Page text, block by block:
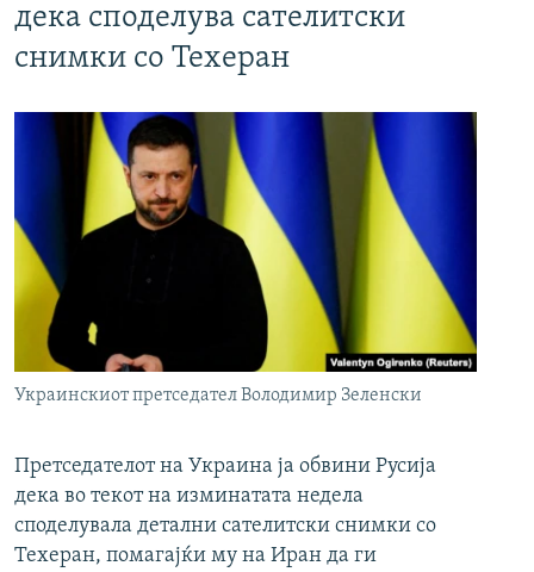
дека споделува сателитски
снимки со Техеран
Украинскиот претседател Володимир Зеленски
Претседателот на Украина ја обвини Русија
дека во текот на изминатата недела
споделувала детални сателитски снимки со
Техеран, помагајќи му на Иран да ги